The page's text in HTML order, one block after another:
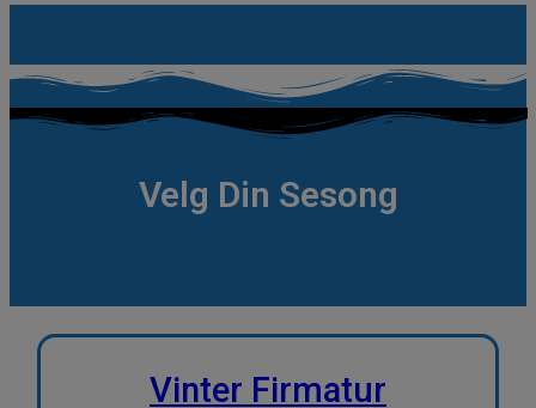
Velg Din Sesong
Vinter Firmatur